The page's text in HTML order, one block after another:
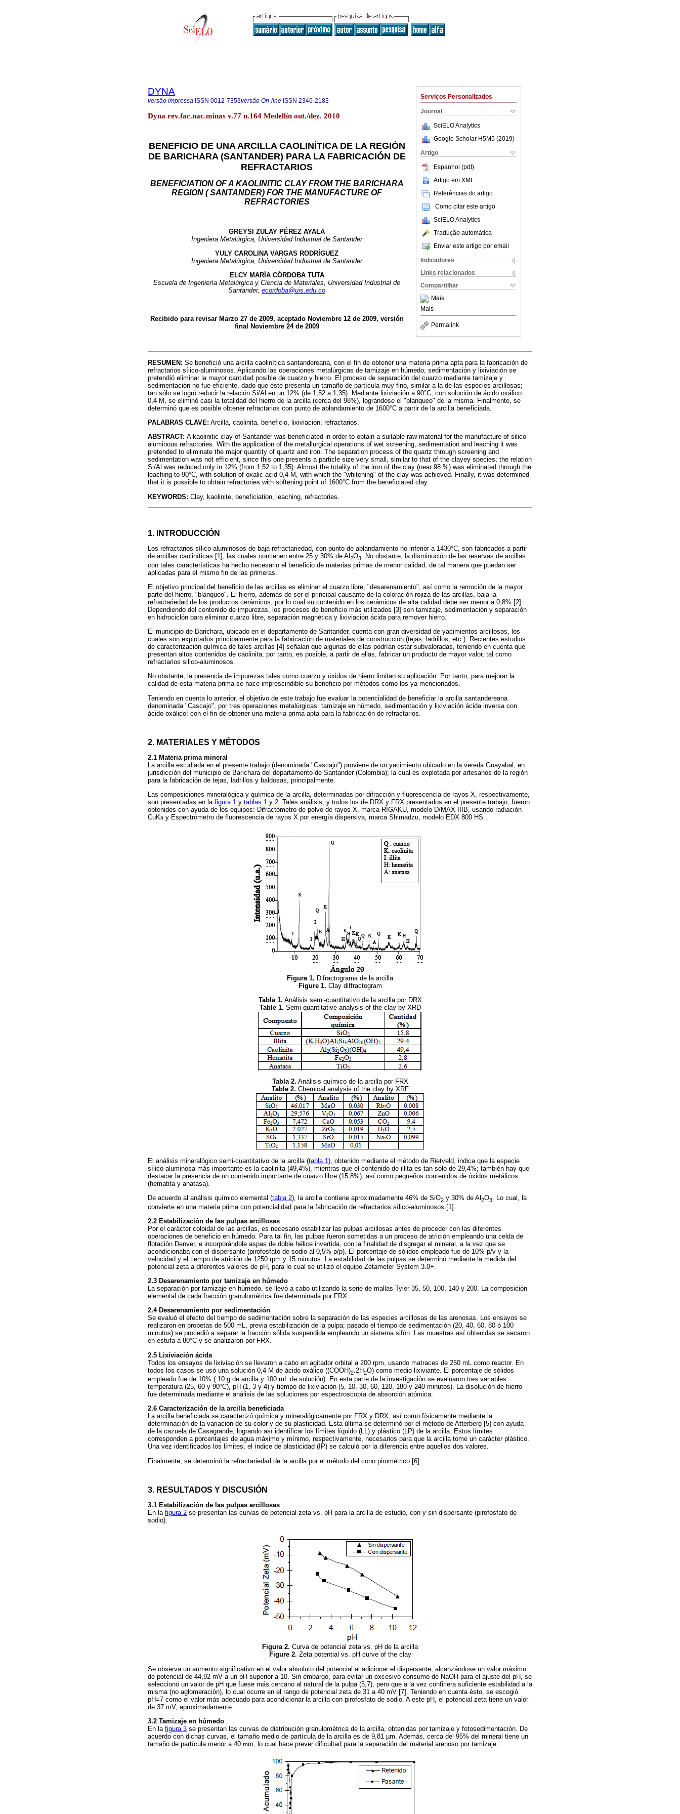
Serviços Personalizados
Journal
SciELO Analytics
Google Scholar H5M5 (2019)
Artigo
Espanhol (pdf)
Artigo em XML
Referências do artigo
Como citar este artigo
SciELO Analytics
Tradução automática
Enviar este artigo por email
Indicadores
Links relacionados
Compartilhar
Mais
Mais
Permalink
DYNA
versão impressa ISSN 0012-7353versão On-line ISSN 2346-2183
Dyna rev.fac.nac.minas v.77 n.164 Medellín out./dez. 2010
BENEFICIO DE UNA ARCILLA CAOLINÍTICA DE LA REGIÓN
DE BARICHARA (SANTANDER) PARA LA FABRICACIÓN DE
REFRACTARIOS
BENEFICIATION OF A KAOLINITIC CLAY FROM THE BARICHARA
REGION ( SANTANDER) FOR THE MANUFACTURE OF
REFRACTORIES
GREYSI ZULAY PÉREZ AYALA
Ingeniera Metalúrgica, Universidad Industrial de Santander
YULY CAROLINA VARGAS RODRÍGUEZ
Ingeniera Metalúrgica, Universidad Industrial de Santander
ELCY MARÍA CÓRDOBA TUTA
Escuela de Ingeniería Metalúrgica y Ciencia de Materiales, Universidad Industrial de
Santander, ecordoba@uis.edu.co
Recibido para revisar Marzo 27 de 2009, aceptado Noviembre 12 de 2009, versión
final Noviembre 24 de 2009
RESUMEN: Se benefició una arcilla caolinítica santandereana, con el fin de obtener una materia prima apta para la fabricación de
refractarios sílico-aluminosos. Aplicando las operaciones metalúrgicas de tamizaje en húmedo, sedimentación y lixiviación se
pretendió eliminar la mayor cantidad posible de cuarzo y hierro. El proceso de separación del cuarzo mediante tamizaje y
sedimentación no fue eficiente, dado que éste presenta un tamaño de partícula muy fino, similar a la de las especies arcillosas;
tan sólo se logró reducir la relación Si/Al en un 12% (de 1,52 a 1,35). Mediante lixiviación a 90°C, con solución de ácido oxálico
0,4 M, se eliminó casi la totalidad del hierro de la arcilla (cerca del 98%), lográndose el "blanqueo" de la misma. Finalmente, se
determinó que es posible obtener refractarios con punto de ablandamiento de 1600°C a partir de la arcilla beneficiada.
PALABRAS CLAVE: Arcilla, caolinita, beneficio, lixiviación, refractarios.
ABSTRACT: A kaolinitic clay of Santander was beneficiated in order to obtain a suitable raw material for the manufacture of silico-
aluminous refractories. With the application of the metallurgical operations of wet screening, sedimentation and leaching it was
pretended to eliminate the major quantity of quartz and iron. The separation process of the quartz through screening and
sedimentation was not efficient, since this one presents a particle size very small, similar to that of the clayey species; the relation
Si/Al was reduced only in 12% (from 1,52 to 1,35). Almost the totality of the iron of the clay (near 98 %) was eliminated through the
leaching to 90°C, with solution of oxalic acid 0,4 M, with which the "whitening" of the clay was achieved. Finally, it was determined
that it is possible to obtain refractories with softening point of 1600°C from the beneficiated clay.
KEYWORDS: Clay, kaolinite, beneficiation, leaching, refractories.
1. INTRODUCCIÓN
Los refractarios sílico-aluminosos de baja refractariedad, con punto de ablandamiento no inferior a 1430°C, son fabricados a partir
de arcillas caoliníticas [1], las cuales contienen entre 25 y 30% de Al 2O3. No obstante, la disminución de las reservas de arcillas
con tales características ha hecho necesario el beneficio de materias primas de menor calidad, de tal manera que puedan ser
aplicadas para el mismo fin de las primeras.
El objetivo principal del beneficio de las arcillas es eliminar el cuarzo libre, "desarenamiento", así como la remoción de la mayor
parte del hierro, "blanqueo". El hierro, además de ser el principal causante de la coloración rojiza de las arcillas, baja la
refractariedad de los productos cerámicos, por lo cual su contenido en los cerámicos de alta calidad debe ser menor a 0,8% [2].
Dependiendo del contenido de impurezas, los procesos de beneficio más utilizados [3] son tamizaje, sedimentación y separación
en hidrociclón para eliminar cuarzo libre, separación magnética y lixiviación ácida para remover hierro.
El municipio de Barichara, ubicado en el departamento de Santander, cuenta con gran diversidad de yacimientos arcillosos, los
cuales son explotados principalmente para la fabricación de materiales de construcción (tejas, ladrillos, etc.). Recientes estudios
de caracterización química de tales arcillas [4] señalan que algunas de ellas podrían estar subvaloradas, teniendo en cuenta que
presentan altos contenidos de caolinita; por tanto, es posible, a partir de ellas, fabricar un producto de mayor valor, tal como
refractarios silico-aluminosos.
No obstante, la presencia de impurezas tales como cuarzo y óxidos de hierro limitan su aplicación. Por tanto, para mejorar la
calidad de esta materia prima se hace imprescindible su beneficio por métodos como los ya mencionados.
Teniendo en cuenta lo anterior, el objetivo de este trabajo fue evaluar la potencialidad de beneficiar la arcilla santandereana
denominada "Cascajo", por tres operaciones metalúrgicas: tamizaje en húmedo, sedimentación y lixiviación ácida inversa con
ácido oxálico; con el fin de obtener una materia prima apta para la fabricación de refractarios.
2. MATERIALES Y MÉTODOS
2.1 Materia prima mineral
La arcilla estudiada en el presente trabajo (denominada "Cascajo") proviene de un yacimiento ubicado en la vereda Guayabal, en
jurisdicción del municipio de Barichara del departamento de Santander (Colombia); la cual es explotada por artesanos de la región
para la fabricación de tejas, ladrillos y baldosas, principalmente.
Las composiciones mineralógica y química de la arcilla, determinadas por difracción y fluorescencia de rayos X, respectivamente,
son presentadas en la figura 1 y tablas 1 y 2. Tales análisis, y todos los de DRX y FRX presentados en el presente trabajo, fueron
obtenidos con ayuda de los equipos: Difractómetro de polvo de rayos X, marca RIGAKU, modelo D/MAX IIIB, usando radiación
CuKa y Espectrómetro de fluorescencia de rayos X por energía dispersiva, marca Shimadzu, modelo EDX 800 HS.
Figura 1. Difractograma de la arcilla
Figure 1. Clay diffractogram
Tabla 1. Análisis semi-cuantitativo de la arcilla por DRX
Table 1. Semi-quantitative analysis of the clay by XRD
Tabla 2. Análisis químico de la arcilla por FRX
Table 2. Chemical analysis of the clay by XRF
El análisis mineralógico semi-cuantitativo de la arcilla (tabla 1), obtenido mediante el método de Rietveld, indica que la especie
sílico-aluminosa más importante es la caolinita (49,4%), mientras que el contenido de illita es tan sólo de 29,4%; también hay que
destacar la presencia de un contenido importante de cuarzo libre (15,8%), así como pequeños contenidos de óxidos metálicos
(hematita y anatasa).
De acuerdo al análisis químico elemental (tabla 2), la arcilla contiene aproximadamente 46% de SiO2 y 30% de Al 2O3. Lo cual, la
convierte en una materia prima con potencialidad para la fabricación de refractarios sílico-aluminosos [1].
2.2 Estabilización de las pulpas arcillosas
Por el carácter coloidal de las arcillas, es necesario estabilizar las pulpas arcillosas antes de proceder con las diferentes
operaciones de beneficio en húmedo. Para tal fin, las pulpas fueron sometidas a un proceso de atrición empleando una celda de
flotación Denver, e incorporándole aspas de doble hélice invertida, con la finalidad de disgregar el mineral, a la vez que se
acondicionaba con el dispersante (pirofosfato de sodio al 0,5% p/p). El porcentaje de sólidos empleado fue de 10% p/v y la
velocidad y el tiempo de atrición de 1250 rpm y 15 minutos. La estabilidad de las pulpas se determinó mediante la medida del
potencial zeta a diferentes valores de pH, para lo cual se utilizó el equipo Zetameter System 3.0+.
2.3 Desarenamiento por tamizaje en húmedo
La separación por tamizaje en húmedo, se llevó a cabo utilizando la serie de mallas Tyler 35, 50, 100, 140 y 200. La composición
elemental de cada fracción granulométrica fue determinada por FRX.
2.4 Desarenamiento por sedimentación
Se evaluó el efecto del tiempo de sedimentación sobre la separación de las especies arcillosas de las arenosas. Los ensayos se
realizaron en probetas de 500 mL, previa estabilización de la pulpa; pasado el tiempo de sedimentación (20, 40, 60, 80 ó 100
minutos) se procedió a separar la fracción sólida suspendida empleando un sistema sifón. Las muestras así obtenidas se secaron
en estufa a 80°C y se analizaron por FRX.
2.5 Lixiviación ácida
Todos los ensayos de lixiviación se llevaron a cabo en agitador orbital a 200 rpm, usando matraces de 250 mL como reactor. En
todos los casos se usó una solución 0,4 M de ácido oxálico ((COOH)2 .2H2O) como medio lixiviante. El porcentaje de sólidos
empleado fue de 10% ( 10 g de arcilla y 100 mL de solución). En esta parte de la investigación se evaluaron tres variables:
temperatura (25, 60 y 90ºC), pH (1, 3 y 4) y tiempo de lixiviación (5, 10, 30, 60, 120, 180 y 240 minutos). La disolución de hierro
fue determinada mediante el análisis de las soluciones por espectroscopía de absorción atómica.
2.6 Caracterización de la arcilla beneficiada
La arcilla beneficiada se caracterizó química y mineralógicamente por FRX y DRX, así como físicamente mediante la
determinación de la variación de su color y de su plasticidad. Esta última se determinó por el método de Atterberg [5] con ayuda
de la cazuela de Casagrande, logrando así identificar los límites líquido (LL) y plástico (LP) de la arcilla. Estos límites
corresponden a porcentajes de agua máximo y mínimo, respectivamente, necesarios para que la arcilla tome un carácter plástico.
Una vez identificados los límites, el índice de plasticidad (IP) se calculó por la diferencia entre aquellos dos valores.
Finalmente, se determinó la refractariedad de la arcilla por el método del cono pirométrico [6].
3. RESULTADOS Y DISCUSIÓN
3.1 Estabilización de las pulpas arcillosas
En la figura 2 se presentan las curvas de potencial zeta vs. pH para la arcilla de estudio, con y sin dispersante (pirofosfato de
sodio).
Figura 2. Curva de potencial zeta vs. pH de la arcilla
Figure 2. Zeta potential vs. pH curve of the clay
Se observa un aumento significativo en el valor absoluto del potencial al adicionar el dispersante, alcanzándose un valor máximo
de potencial de 44,92 mV a un pH superior a 10. Sin embargo, para evitar un excesivo consumo de NaOH para el ajuste del pH, se
seleccionó un valor de pH que fuese más cercano al natural de la pulpa (5,7), pero que a la vez confiriera suficiente estabilidad a la
misma (no aglomeración), lo cual ocurre en el rango de potencial zeta de 31 a 40 mV [7]. Teniendo en cuenta ésto, se escogió
pH=7 como el valor más adecuado para acondicionar la arcilla con pirofosfato de sodio. A este pH, el potencial zeta tiene un valor
de 37 mV, aproximadamente.
3.2 Tamizaje en húmedo
En la figura 3 se presentan las curvas de distribución granulométrica de la arcilla, obtenidas por tamizaje y fotosedimentación. De
acuerdo con dichas curvas, el tamaño medio de partícula de la arcilla es de 9,81 µm. Además, cerca del 95% del mineral tiene un
tamaño de partícula menor a 40 mm, lo cual hace prever dificultad para la separación del material arenoso por tamizaje.